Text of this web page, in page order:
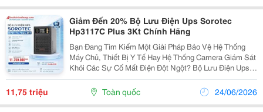
Giảm Đến 20% Bộ Lưu Điện Ups Sorotec
Hp3117C Plus 3Kt Chính Hãng
Bạn Đang Tìm Kiếm Một Giải Pháp Bảo Vệ Hệ Thống
Máy Chủ, Thiết Bị Y Tế Hay Hệ Thống Camera Giám Sát
Khỏi Các Sự Cố Mất Điện Đột Ngột? Bộ Lưu Điện Ups
Sorotec Hp3117C Plus 3Kt Chính Là Sự Lựa Chọn Tối
Ưu Dành Cho Doanh Nghiệp Của Bạn. Hiện Tại, Công...
11,75 triệu Toàn quốc 24/06/2026